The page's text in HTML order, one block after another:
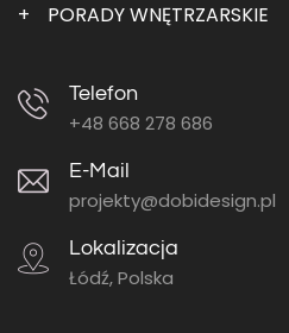
PORADY WNĘTRZARSKIE
Telefon
+48 668 278 686
E-Mail
projekty@dobidesign.pl
Lokalizacja
Łódź, Polska